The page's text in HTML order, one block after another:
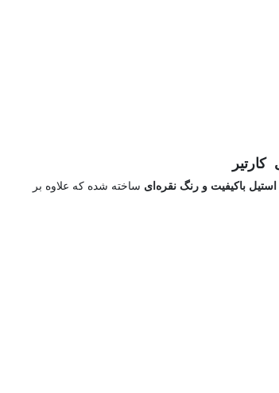
استیل باکیفیت و رنگ نقره‌ای ساخته شده که علاوه بر